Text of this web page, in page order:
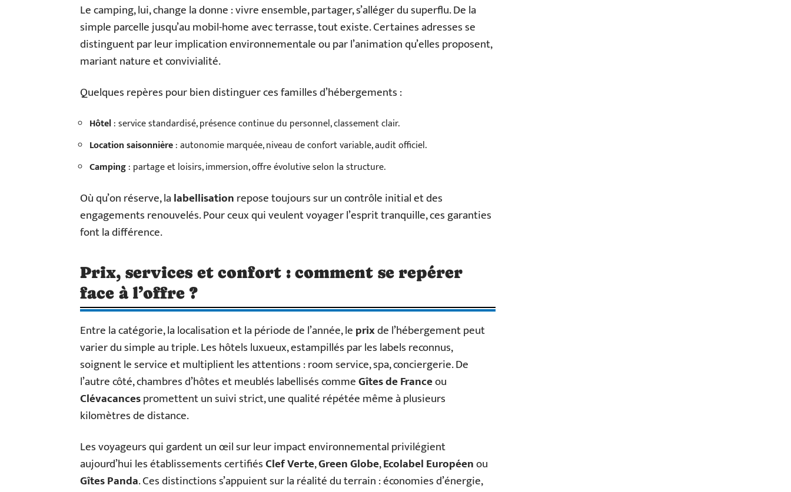
Le camping, lui, change la donne : vivre ensemble, partager, s’alléger du superflu. De la
simple parcelle jusqu’au mobil-home avec terrasse, tout existe. Certaines adresses se
distinguent par leur implication environnementale ou par l’animation qu’elles proposent,
mariant nature et convivialité.
Quelques repères pour bien distinguer ces familles d’hébergements :
Hôtel: service standardisé, présence continue du personnel, classement clair.
Location saisonnière: autonomie marquée, niveau de confort variable, audit officiel.
Camping: partage et loisirs, immersion, offre évolutive selon la structure.
Où qu’on réserve, lalabellisationrepose toujours sur un contrôle initial et des
engagements renouvelés. Pour ceux qui veulent voyager l’esprit tranquille, ces garanties
font la différence.
Prix, services et confort : comment se repérer
face à l’offre ?
Entre la catégorie, la localisation et la période de l’année, leprixde l’hébergement peut
varier du simple au triple. Les hôtels luxueux, estampillés par les labels reconnus,
soignent le service et multiplient les attentions : room service, spa, conciergerie. De
l’autre côté, chambres d’hôtes et meublés labellisés commeGîtes de Franceou
Clévacancespromettent un suivi strict, une qualité répétée même à plusieurs
kilomètres de distance.
Les voyageurs qui gardent un œil sur leur impact environnemental privilégient
aujourd’hui les établissements certifiésClef Verte,Green Globe,Ecolabel Européenou
Gîtes Panda. Ces distinctions s’appuient sur la réalité du terrain : économies d’énergie,